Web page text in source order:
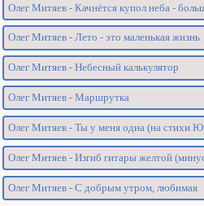
Олег Митяев - Качнётся купол неба -
Олег Митяев - Лето - это маленькая жизнь
Олег Митяев - Небесный калькулятор
Олег Митяев - Маршрутка
Олег Митяев - Ты у меня одна (на стихи
Олег Митяев - Изгиб гитары желтой
Олег Митяев - С добрым утром, любимая